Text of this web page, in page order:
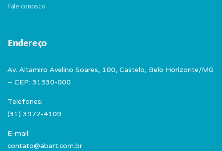
Fale conosco
Endereço
Av. Altamiro Avelino Soares, 100, Castelo, Belo Horizonte/MG
– CEP: 31330-000
Telefones:
(31) 3972-4109
E-mail:
contato@abart.com.br